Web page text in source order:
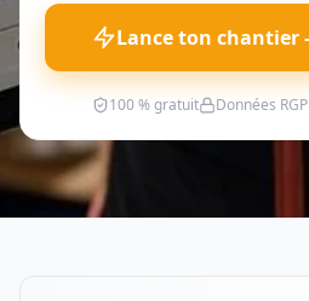
Lance ton chantier
100 % gratuit Données